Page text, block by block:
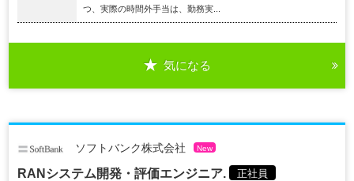
つ、実際の時間外手当は、勤務実...
気になる
ソフトバンク株式会社 New
RANシステム開発・評価エンジニア. 正社員